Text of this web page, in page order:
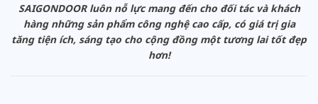
SAIGONDOOR luôn nỗ lực mang đến cho đối tác và khách
hàng những sản phẩm công nghệ cao cấp, có giá trị gia
tăng tiện ích, sáng tạo cho cộng đồng một tương lai tốt đẹp
hơn!